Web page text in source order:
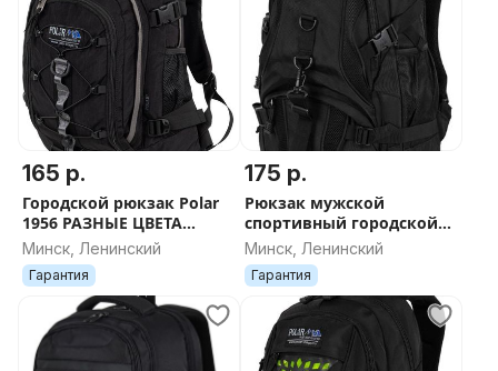
165 р.
Городской рюкзак Polar
1956 РАЗНЫЕ ЦВЕТА
ДОСТАВКА
Минск, Ленинский
Гарантия
175 р.
Рюкзак мужской
спортивный городской
Polar 1882 цвет черный
новый доставка
Минск, Ленинский
Гарантия